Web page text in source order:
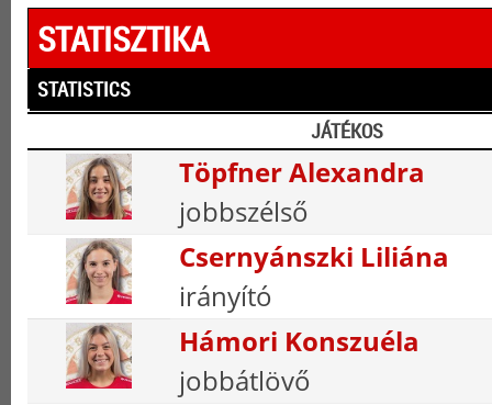
STATISZTIKA
STATISTICS
JÁTÉKOS
Töpfner Alexandra
jobbszélső
Csernyánszki Liliána
irányító
Hámori Konszuéla
jobbátlövő